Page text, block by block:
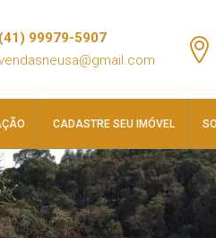
(41) 99979-5907
CADASTRE SEU IMÓVEL